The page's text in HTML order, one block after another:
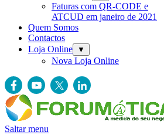
Faturas com QR-CODE e
ATCUD em janeiro de 2021
Quem Somos
Contactos
Loja Online
▼
Nova Loja Online
Saltar menu